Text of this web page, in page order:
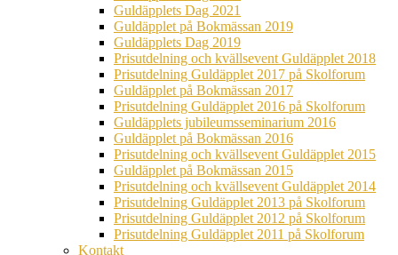
Guldäpplets Dag 2021
Guldäpplet på Bokmässan 2019
Guldäpplets Dag 2019
Prisutdelning och kvällsevent Guldäpplet 2018
Prisutdelning Guldäpplet 2017 på Skolforum
Guldäpplet på Bokmässan 2017
Prisutdelning Guldäpplet 2016 på Skolforum
Guldäpplets jubileumsseminarium 2016
Guldäpplet på Bokmässan 2016
Prisutdelning och kvällsevent Guldäpplet 2015
Guldäpplet på Bokmässan 2015
Prisutdelning och kvällsevent Guldäpplet 2014
Prisutdelning Guldäpplet 2013 på Skolforum
Prisutdelning Guldäpplet 2012 på Skolforum
Prisutdelning Guldäpplet 2011 på Skolforum
Kontakt